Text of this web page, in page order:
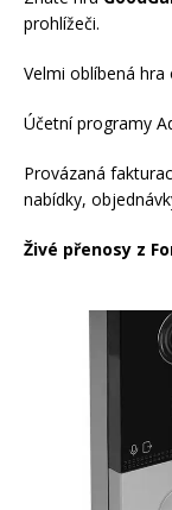
prohlížeči.
Velmi oblíbená
Účetní programy
Provázaná
nabídky,
Živé přenosy z